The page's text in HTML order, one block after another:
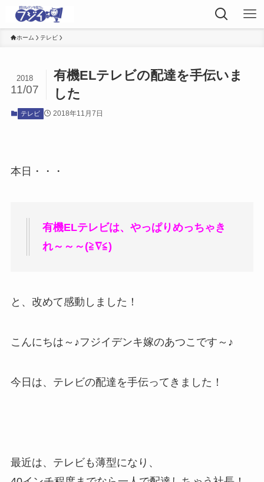
ホーム テレビ
有機ELテレビの配達を手伝いま
した
2018
11/07
テレビ 2018年11月7日
本日・・・
有機ELテレビは、やっぱりめっちゃき
れ～～～(≧∇≦)
と、改めて感動しました！
こんにちは～♪フジイデンキ嫁のあつこです～♪
今日は、テレビの配達を手伝ってきました！
最近は、テレビも薄型になり、